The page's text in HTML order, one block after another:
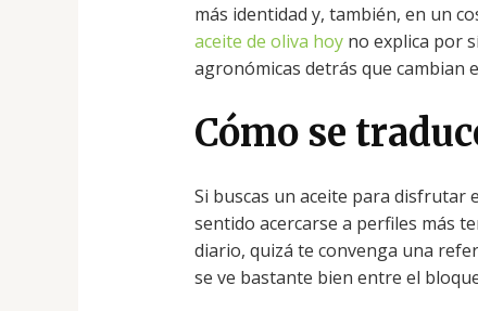
más identidad y, también, en un
aceite de oliva hoyno explica por
agronómicas detrás que cambian
Cómo se
Si buscas un aceite para disfrutar
sentido acercarse a perfiles más
diario, quizá te convenga una
se ve bastante bien entre el